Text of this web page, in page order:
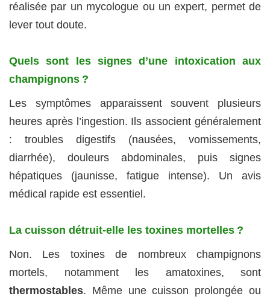
réalisée par un mycologue ou un expert, permet de
lever tout doute.
Quels sont les signes d’une intoxication aux
champignons ?
Les symptômes apparaissent souvent plusieurs
heures après l’ingestion. Ils associent généralement
: troubles digestifs (nausées, vomissements,
diarrhée), douleurs abdominales, puis signes
hépatiques (jaunisse, fatigue intense). Un avis
médical rapide est essentiel.
La cuisson détruit-elle les toxines mortelles ?
Non. Les toxines de nombreux champignons
mortels, notamment les amatoxines, sont
thermostables. Même une cuisson prolongée ou